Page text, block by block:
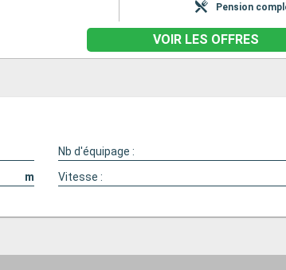
Pension
VOIR LES OFFRES
Nb d'équipage :
m Vitesse :